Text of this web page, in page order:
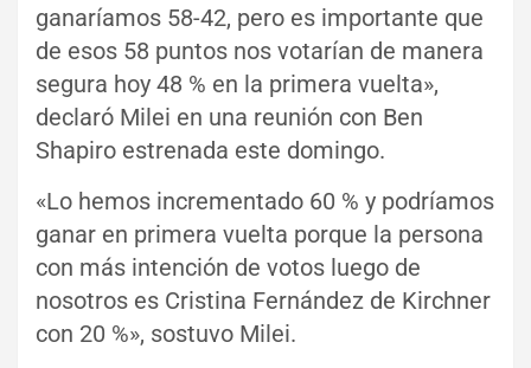
ganaríamos 58-42, pero es importante que
de esos 58 puntos nos votarían de manera
segura hoy 48 % en la primera vuelta»,
declaró Milei en una reunión con Ben
Shapiro estrenada este domingo.
«Lo hemos incrementado 60 % y podríamos
ganar en primera vuelta porque la persona
con más intención de votos luego de
nosotros es Cristina Fernández de Kirchner
con 20 %», sostuvo Milei.